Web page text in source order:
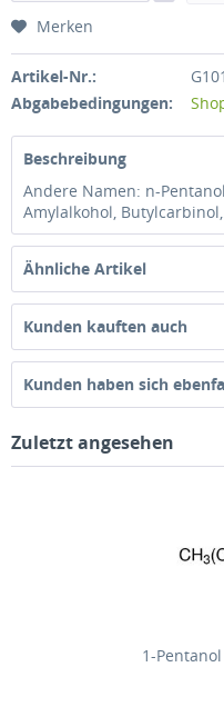
Merken
Artikel-Nr.:
Abgabebedingungen:
Beschreibung
Andere Namen: n-
Amylalkohol,
Ähnliche Artikel
Kunden kauften auch
Kunden haben sich
Zuletzt angesehen
1-